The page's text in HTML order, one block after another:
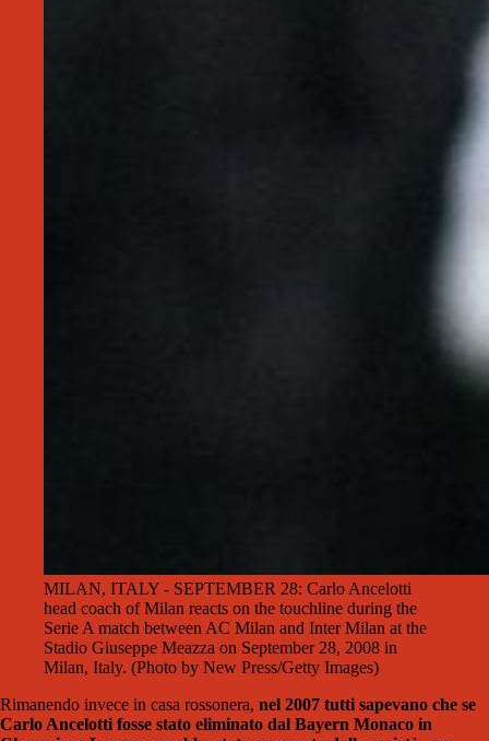
MILAN, ITALY - SEPTEMBER 28: Carlo Ancelotti
head coach of Milan reacts on the touchline during the
Serie A match between AC Milan and Inter Milan at the
Stadio Giuseppe Meazza on September 28, 2008 in
Milan, Italy. (Photo by New Press/Getty Images)
Rimanendo invece in casa rossonera, nel 2007 tutti sapevano che se
Carlo Ancelotti fosse stato eliminato dal Bayern Monaco in